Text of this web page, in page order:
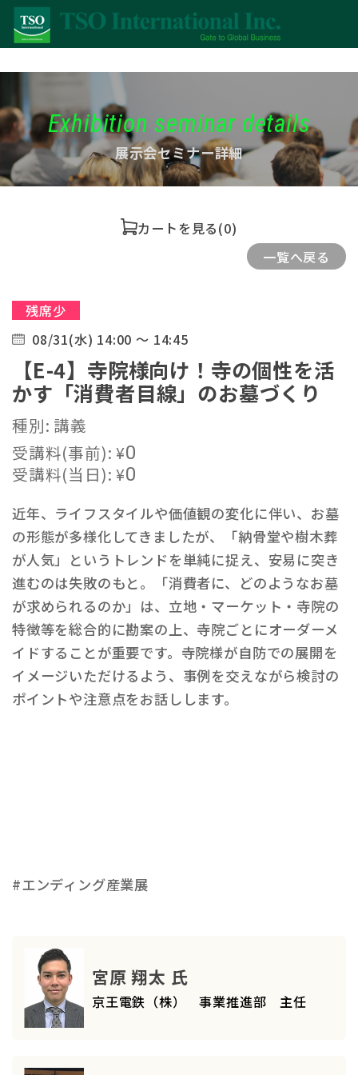
Exhibition seminar details
展示会セミナー詳細
カートを見る(0)
一覧へ戻る
残席少
08/31(水) 14:00 ～ 14:45
【E-4】寺院様向け！寺の個性を活
かす「消費者目線」のお墓づくり
種別: 講義
受講料(事前):¥0
受講料(当日):¥0
近年、ライフスタイルや価値観の変化に伴い、お墓
の形態が多様化してきましたが、「納骨堂や樹木葬
が人気」というトレンドを単純に捉え、安易に突き
進むのは失敗のもと。「消費者に、どのようなお墓
が求められるのか」は、立地・マーケット・寺院の
特徴等を総合的に勘案の上、寺院ごとにオーダーメ
イドすることが重要です。寺院様が自防での展開を
イメージいただけるよう、事例を交えながら検討の
ポイントや注意点をお話しします。
#エンディング産業展
宮原 翔太 氏
京王電鉄（株） 事業推進部 主任